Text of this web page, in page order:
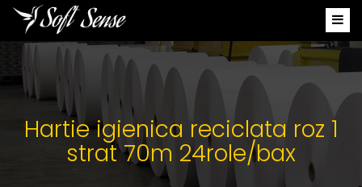
Hartie igienica reciclata roz 1
strat 70m 24role/bax